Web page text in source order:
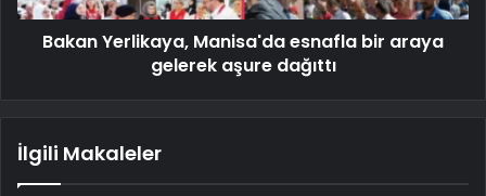
Bakan Yerlikaya, Manisa'da esnafla bir araya
gelerek aşure dağıttı
İlgili Makaleler